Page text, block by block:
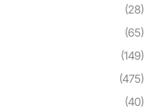
(28)
(65)
(149)
(475)
(40)